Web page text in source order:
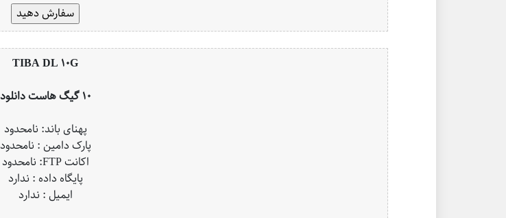
TIBA DL 10G
10 گیگ هاست دانلود
پهنای باند: نامحدود
پارک دامین : نامحدود
اکانت FTP: نامحدود
پایگاه داده : ندارد
ایمیل : ندارد